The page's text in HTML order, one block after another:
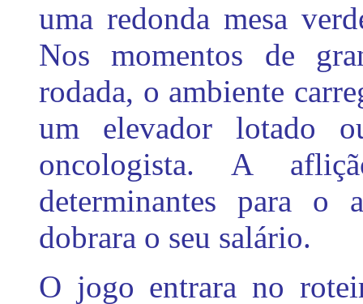
uma redonda mesa
Nos momentos de
rodada, o ambiente
um elevador lotado
oncologista. A
determinantes para o
dobrara o seu salário.
O jogo entrara no